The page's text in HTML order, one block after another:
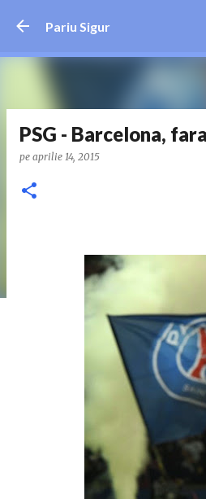
Treceți la
Pariu Sigur
PSG - Barcelona,
pe aprilie 14, 2015